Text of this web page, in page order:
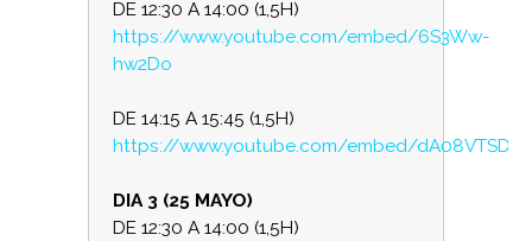
DE 12:30 A 14:00 (1,5H)
https://www.youtube.com/embed/6S3Ww-
hw2Do
DE 14:15 A 15:45 (1,5H)
https://www.youtube.com/embed/
DIA 3 (25 MAYO)
DE 12:30 A 14:00 (1,5H)